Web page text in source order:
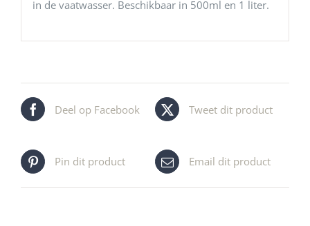
in de vaatwasser. Beschikbaar in 500ml en 1 liter.
Deel op Facebook Tweet dit product
Pin dit product Email dit product